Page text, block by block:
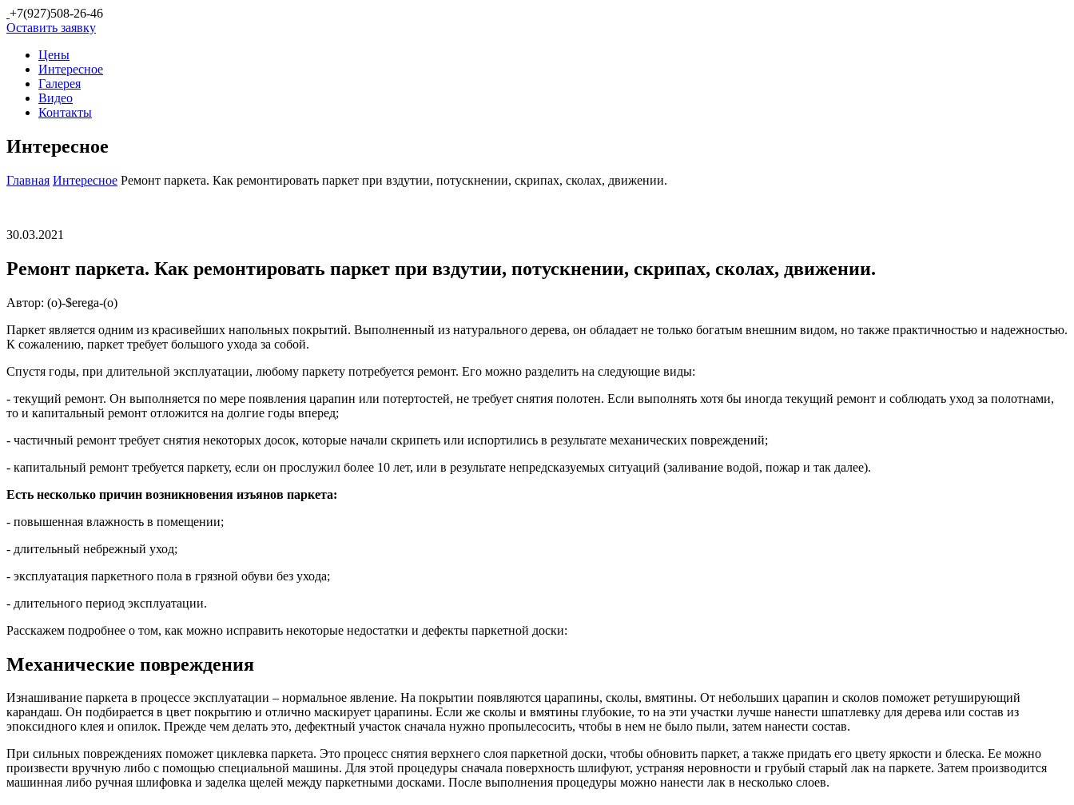
+7(927)508-26-46
Оставить заявку
Цены
Интересное
Галерея
Видео
Контакты
Интересное
Главная Интересное Ремонт паркета. Как ремонтировать паркет при вздутии, потускнении, скрипах, сколах, движении.
30.03.2021
Ремонт паркета. Как ремонтировать паркет при вздутии, потускнении, скрипах, сколах, движении.
Автор: (o)-$erega-(o)
Паркет является одним из красивейших напольных покрытий. Выполненный из натурального дерева, он обладает не только богатым внешним видом, но также практичностью и надежностью.
К сожалению, паркет требует большого ухода за собой.
Спустя годы, при длительной эксплуатации, любому паркету потребуется ремонт. Его можно разделить на следующие виды:
- текущий ремонт. Он выполняется по мере появления царапин или потертостей, не требует снятия полотен. Если выполнять хотя бы иногда текущий ремонт и соблюдать уход за полотнами,
то и капитальный ремонт отложится на долгие годы вперед;
- частичный ремонт требует снятия некоторых досок, которые начали скрипеть или испортились в результате механических повреждений;
- капитальный ремонт требуется паркету, если он прослужил более 10 лет, или в результате непредсказуемых ситуаций (заливание водой, пожар и так далее).
Есть несколько причин возникновения изъянов паркета:
- повышенная влажность в помещении;
- длительный небрежный уход;
- эксплуатация паркетного пола в грязной обуви без ухода;
- длительного период эксплуатации.
Расскажем подробнее о том, как можно исправить некоторые недостатки и дефекты паркетной доски:
Механические повреждения
Изнашивание паркета в процессе эксплуатации – нормальное явление. На покрытии появляются царапины, сколы, вмятины. От небольших царапин и сколов поможет ретуширующий
карандаш. Он подбирается в цвет покрытию и отлично маскирует царапины. Если же сколы и вмятины глубокие, то на эти участки лучше нанести шпатлевку для дерева или состав из
эпоксидного клея и опилок. Прежде чем делать это, дефектный участок сначала нужно пропылесосить, чтобы в нем не было пыли, затем нанести состав.
При сильных повреждениях поможет циклевка паркета. Это процесс снятия верхнего слоя паркетной доски, чтобы обновить паркет, а также придать его цвету яркости и блеска. Ее можно
произвести вручную либо с помощью специальной машины. Для этой процедуры сначала поверхность шлифуют, устраняя неровности и грубый старый лак на паркете. Затем производится
машинная либо ручная шлифовка и заделка щелей между паркетными досками. После выполнения процедуры можно нанести лак в несколько слоев.